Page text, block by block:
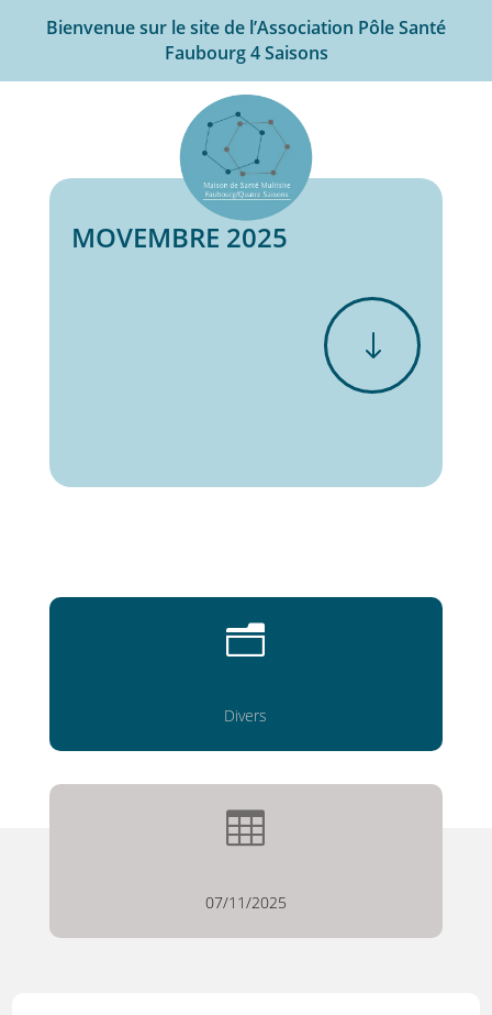
Bienvenue sur le site de l’Association Pôle Santé
Faubourg 4 Saisons
MOVEMBRE 2025
"
n
Divers

07/11/2025